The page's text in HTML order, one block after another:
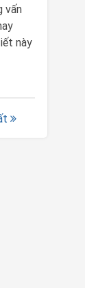
vấn
này